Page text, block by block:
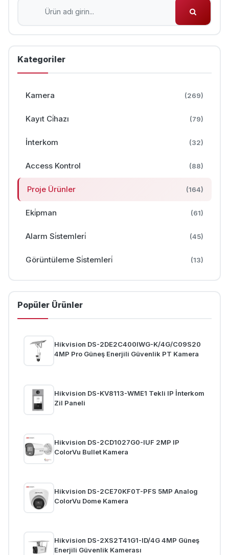
Kategoriler
Kamera (269)
Kayıt Ci̇hazı (79)
İnterkom (32)
Access Kontrol (88)
Proje Ürünler (164)
Eki̇pman (61)
Alarm Si̇stemleri̇ (45)
Görüntüleme Si̇stemleri̇ (13)
Popüler Ürünler
Hikvision DS-2DE2C400IWG-K/4G/C09S20
4MP Pro Güneş Enerjili Güvenlik PT Kamera
Hikvision DS-KV8113-WME1 Tekli IP İnterkom
Zil Paneli
Hikvision DS-2CD1027G0-IUF 2MP IP
ColorVu Bullet Kamera
Hikvision DS-2CE70KF0T-PFS 5MP Analog
ColorVu Dome Kamera
Hikvision DS-2XS2T41G1-ID/4G 4MP Güneş
Enerjili Güvenlik Kamerası